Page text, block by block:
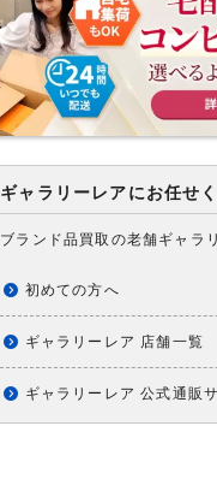
ギャラリーレアにお任せ
ブランド品買取の老舗ギャラ
初めての方へ
ギャラリーレア 店舗一覧
ギャラリーレア 公式通販